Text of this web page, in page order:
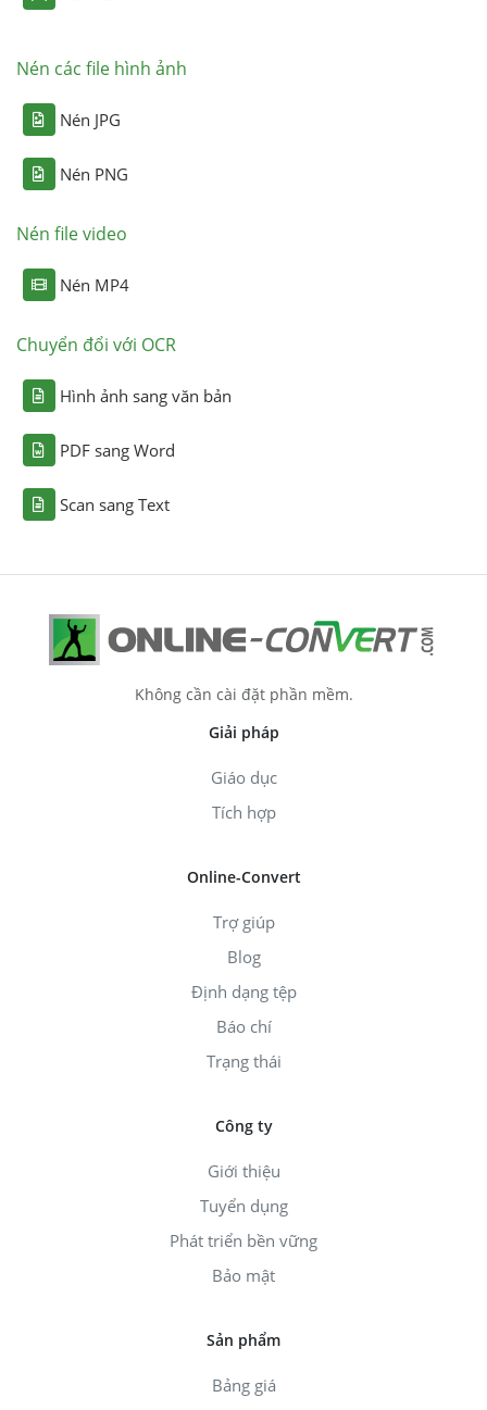
Nén các file hình ảnh
Nén JPG
Nén PNG
Nén file video
Nén MP4
Chuyển đổi với OCR
Hình ảnh sang văn bản
PDF sang Word
Scan sang Text
Không cần cài đặt phần mềm.
Giải pháp
Giáo dục
Tích hợp
Online-Convert
Trợ giúp
Blog
Định dạng tệp
Báo chí
Trạng thái
Công ty
Giới thiệu
Tuyển dụng
Phát triển bền vững
Bảo mật
Sản phẩm
Bảng giá